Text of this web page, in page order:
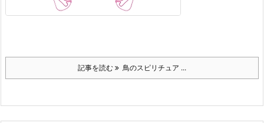
記事を読む 鳥のスピリチュア ...